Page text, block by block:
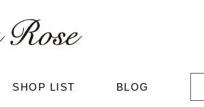
SHOP LIST BLOG